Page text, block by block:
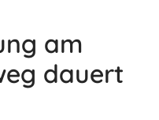
am
dauert